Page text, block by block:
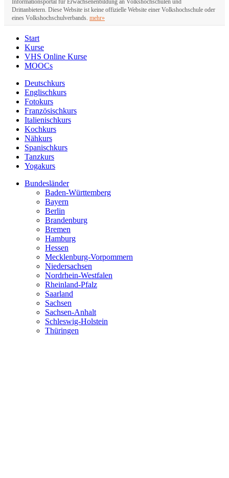
Informationsportal für Erwachsenenbildung an Volkshochschulen und
Drittanbietern. Diese Website ist keine offizielle Website einer Volkshochschule oder
eines Volkshochschulverbands. mehr»
Start
Kurse
VHS Online Kurse
MOOCs
Deutschkurs
Englischkurs
Fotokurs
Französischkurs
Italienischkurs
Kochkurs
Nähkurs
Spanischkurs
Tanzkurs
Yogakurs
Bundesländer
Baden-Württemberg
Bayern
Berlin
Brandenburg
Bremen
Hamburg
Hessen
Mecklenburg-Vorpommern
Niedersachsen
Nordrhein-Westfalen
Rheinland-Pfalz
Saarland
Sachsen
Sachsen-Anhalt
Schleswig-Holstein
Thüringen